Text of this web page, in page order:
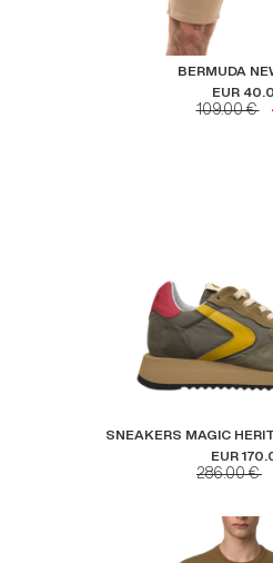
BERMUDA
EUR
109.00 €
SNEAKERS MAGIC
EUR
286.00 €